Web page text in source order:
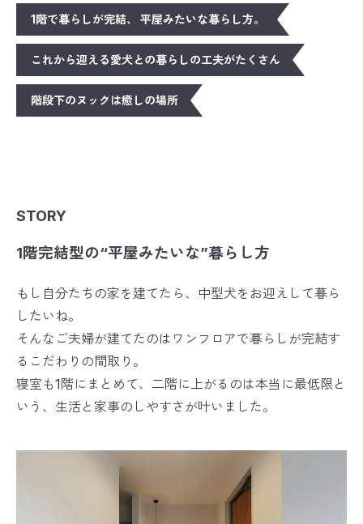
1階で暮らしが完結、 平屋みたいな暮らし方。
これから迎える愛犬との暮らしの工夫がたくさん
階段下のヌックは癒しの場所
STORY
1階完結型の“平屋みたいな”暮らし方
もし自分たちの家を建てたら、中型犬をお迎えして暮ら
したいね。
そんなご夫婦が建てたのはワンフロアで暮らしが完結す
るこだわりの間取り。
寝室も1階にまとめて、二階に上がるのは本当に最低限と
いう、生活と家事のしやすさが叶いました。